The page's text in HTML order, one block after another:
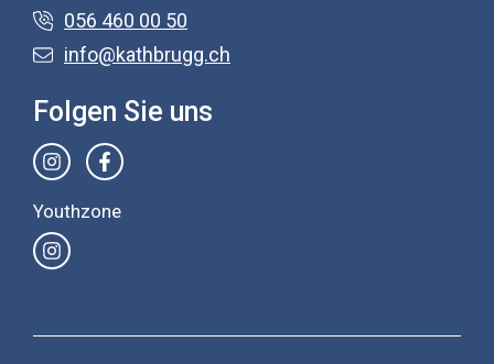
056 460 00 50
info@kathbrugg.ch
Folgen Sie uns
Youthzone